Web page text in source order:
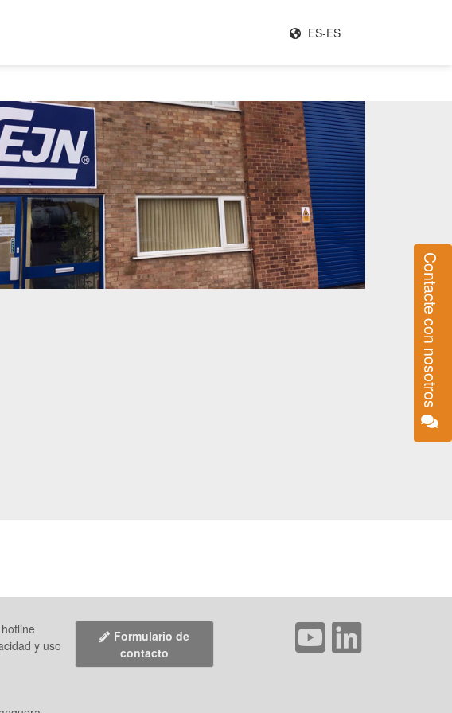
ES-ES
Contacte con nosotros
y uso
Formulario de
contacto